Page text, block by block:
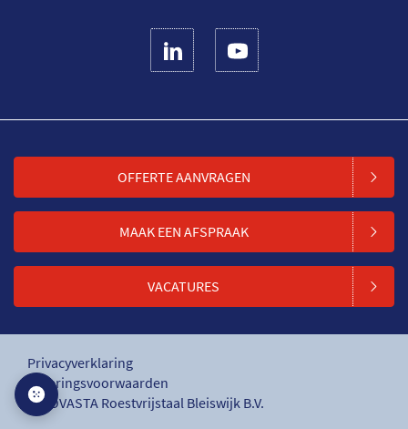
OFFERTE AANVRAGEN
MAAK EEN AFSPRAAK
VACATURES
Privacyverklaring
Leveringsvoorwaarden
© ROVASTA Roestvrijstaal Bleiswijk B.V.